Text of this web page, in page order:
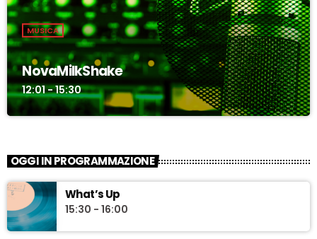
MUSICA
NovaMilkShake
12:01 - 15:30
OGGI IN PROGRAMMAZIONE
What’s Up
15:30 - 16:00